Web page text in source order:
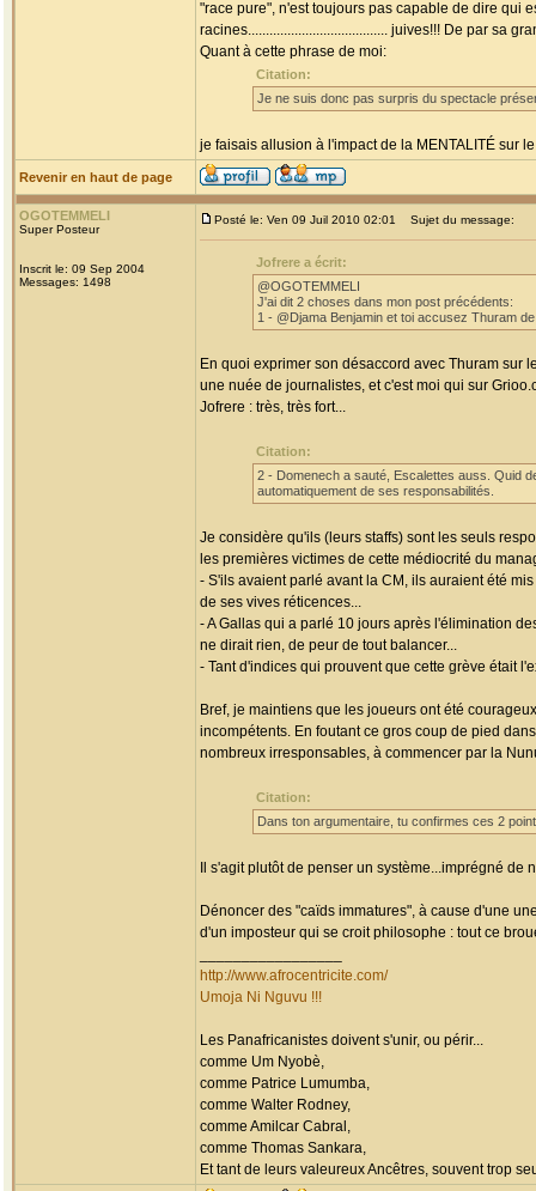
"race pure", n'est toujours pas capable de dire qui
racines....................................... juives!!! De par sa
Quant à cette phrase de moi:
Citation:
Je ne suis donc pas surpris du spectacle
je faisais allusion à l'impact de la MENTALITÉ sur
Revenir en haut de page
OGOTEMMELI
Super Posteur
Inscrit le: 09 Sep 2004
Messages: 1498
Posté le: Ven 09 Juil 2010 02:01 Sujet du message:
Jofrere a écrit:
@OGOTEMMELI
J'ai dit 2 choses dans mon post précédents:
1 - @Djama Benjamin et toi accusez Thuram
En quoi exprimer son désaccord avec Thuram sur
une nuée de journalistes, et c'est moi qui sur
Jofrere : très, très fort...
Citation:
2 - Domenech a sauté, Escalettes auss. Quid
automatiquement de ses responsabilités.
Je considère qu'ils (leurs staffs) sont les seuls
les premières victimes de cette médiocrité du
- S'ils avaient parlé avant la CM, ils auraient été
de ses vives réticences...
- A Gallas qui a parlé 10 jours après l'élimination
ne dirait rien, de peur de tout balancer...
- Tant d'indices qui prouvent que cette grève était
Bref, je maintiens que les joueurs ont été
incompétents. En foutant ce gros coup de pied
nombreux irresponsables, à commencer par la
Citation:
Dans ton argumentaire, tu confirmes ces 2
Il s'agit plutôt de penser un système...imprégné
Dénoncer des "caïds immatures", à cause d'une
d'un imposteur qui se croit philosophe : tout ce
http://www.afrocentricite.com/
Umoja Ni Nguvu !!!
Les Panafricanistes doivent s'unir, ou périr...
comme Um Nyobè,
comme Patrice Lumumba,
comme Walter Rodney,
comme Amilcar Cabral,
comme Thomas Sankara,
Et tant de leurs valeureux Ancêtres, souvent trop